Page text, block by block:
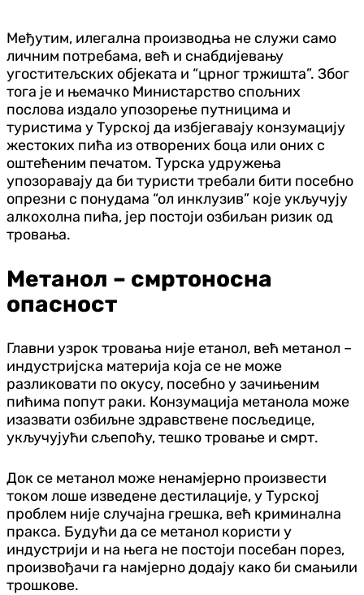
Међутим, илегална производња не служи само
личним потребама, већ и снабдијевању
угоститељских објеката и “црног тржишта”. Због
тога је и њемачко Министарство спољних
послова издало упозорење путницима и
туристима у Турској да избјегавају конзумацију
жестоких пића из отворених боца или оних с
оштећеним печатом. Турска удружења
упозоравају да би туристи требали бити посебно
опрезни с понудама “ол инклузив” које укључују
алкохолна пића, јер постоји озбиљан ризик од
тровања.
Метанол – смртоносна
опасност
Главни узрок тровања није етанол, већ метанол –
индустријска материја која се не може
разликовати по окусу, посебно у зачињеним
пићима попут раки. Конзумација метанола може
изазвати озбиљне здравствене посљедице,
укључујући сљепоћу, тешко тровање и смрт.
Док се метанол може ненамјерно произвести
током лоше изведене дестилације, у Турској
проблем није случајна грешка, већ криминална
пракса. Будући да се метанол користи у
индустрији и на њега не постоји посебан порез,
произвођачи га намјерно додају како би смањили
трошкове.